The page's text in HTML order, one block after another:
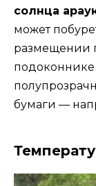
солнца
может
размещении
подоконнике
бумаги —